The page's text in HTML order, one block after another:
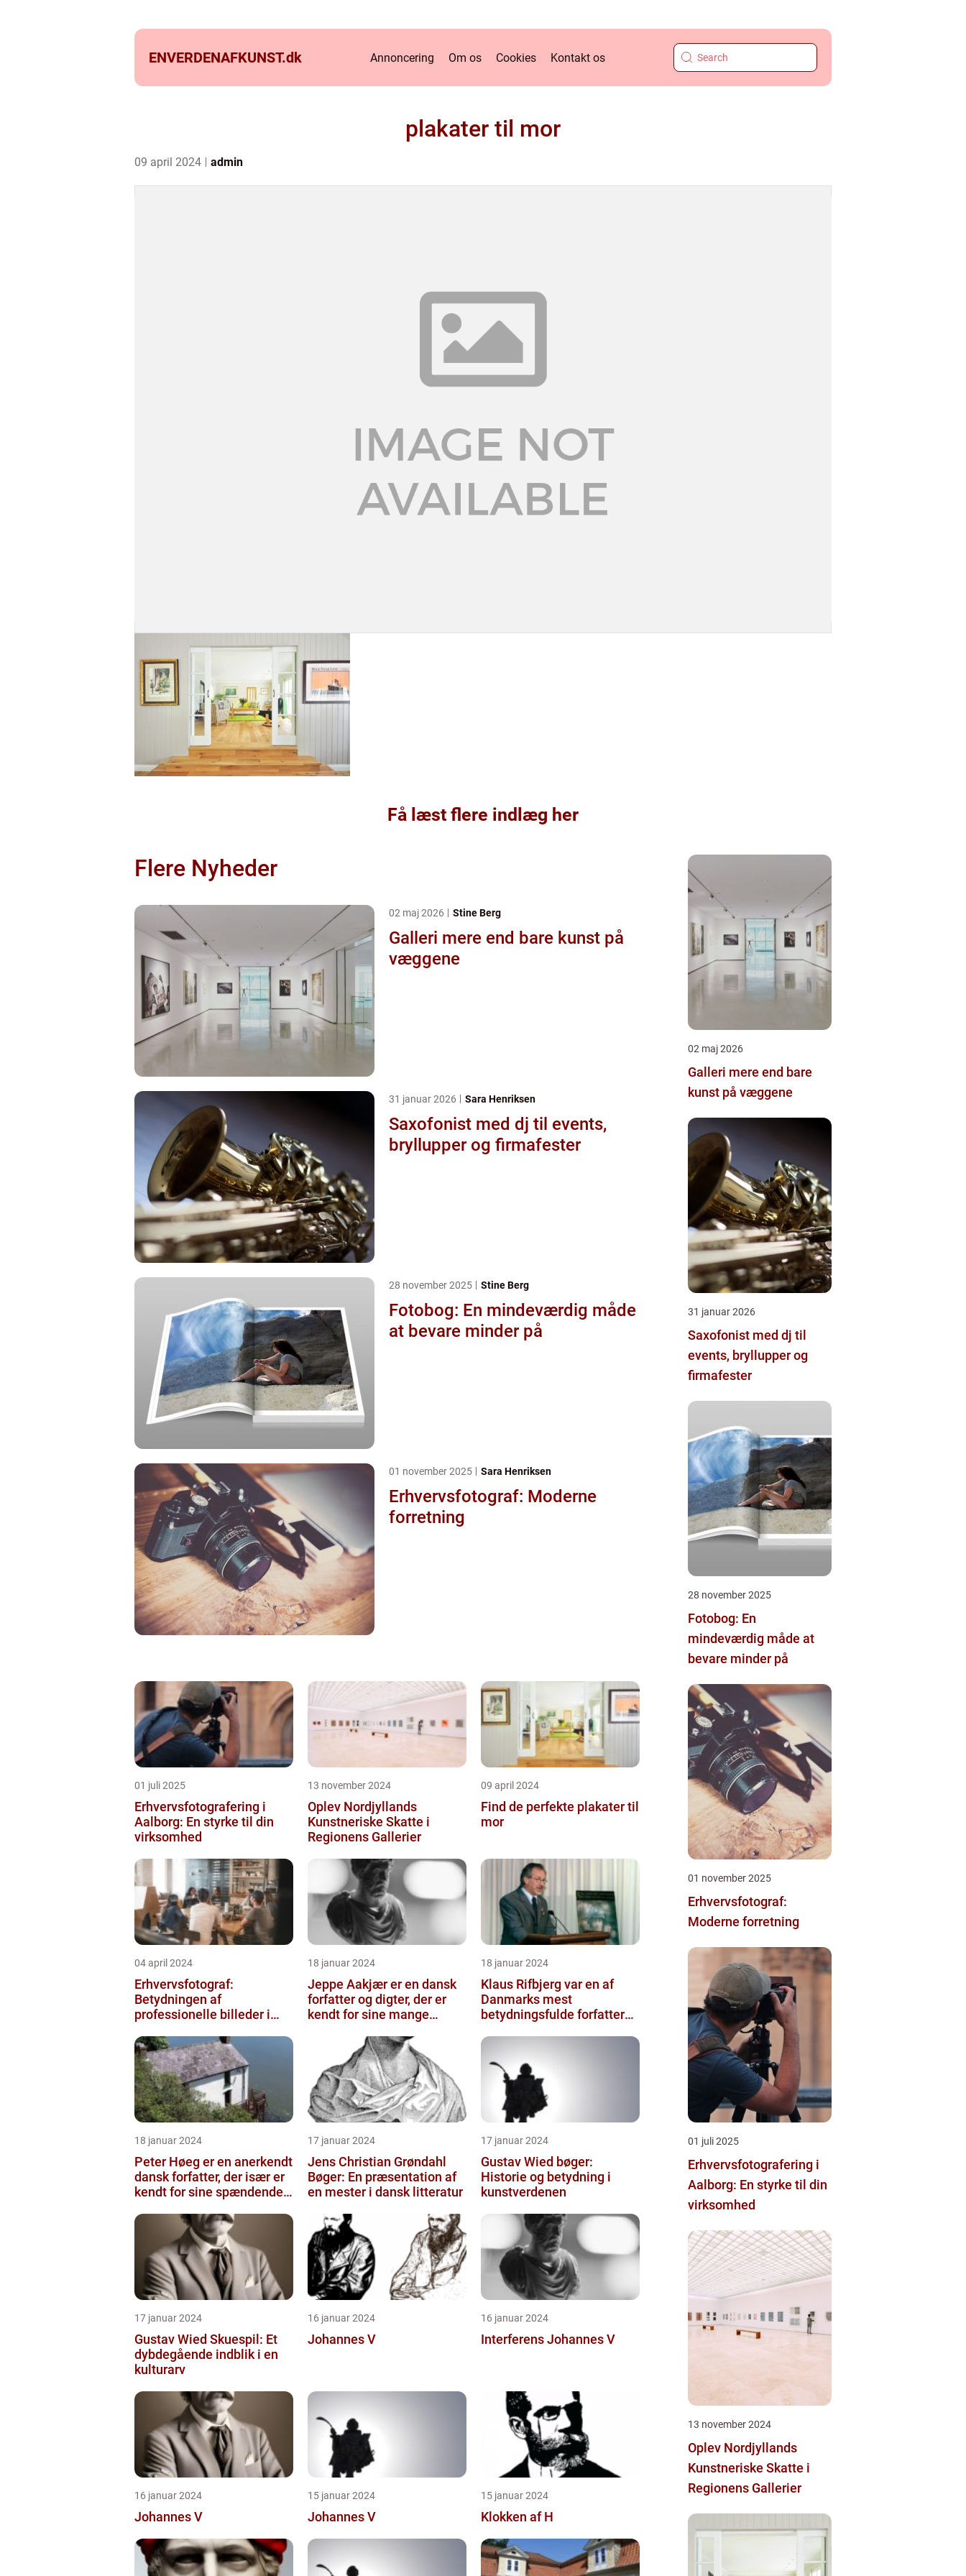
ENVERDENAFKUNST.dk Annoncering Om os Cookies Kontakt os
plakater til mor
09 april 2024 admin
Få læst flere indlæg her
Flere Nyheder
02 maj 2026 Stine Berg
Galleri mere end bare kunst på
væggene
31 januar 2026 Sara Henriksen
Saxofonist med dj til events,
bryllupper og firmafester
28 november 2025 Stine Berg
Fotobog: En mindeværdig måde
at bevare minder på
01 november 2025 Sara Henriksen
Erhvervsfotograf: Moderne
forretning
01 juli 2025
Erhvervsfotografering i
Aalborg: En styrke til din
virksomhed
13 november 2024
Oplev Nordjyllands
Kunstneriske Skatte i
Regionens Gallerier
09 april 2024
Find de perfekte plakater til
mor
04 april 2024
Erhvervsfotograf:
Betydningen af
professionelle billeder i
18 januar 2024
Jeppe Aakjær er en dansk
forfatter og digter, der er
kendt for sine mange
18 januar 2024
Klaus Rifbjerg var en af
Danmarks mest
betydningsfulde forfattere,
bøger i l...
18 januar 2024
Peter Høeg er en anerkendt
dansk forfatter, der især er
kendt for sine spændende
17 januar 2024
Jens Christian Grøndahl
Bøger: En præsentation af
en mester i dansk litteratur
17 januar 2024
Gustav Wied bøger:
Historie og betydning i
kunstverdenen
17 januar 2024
Gustav Wied Skuespil: Et
dybdegående indblik i en
kulturarv
16 januar 2024
Johannes V
16 januar 2024
Interferens Johannes V
16 januar 2024
Johannes V
15 januar 2024
Johannes V
15 januar 2024
Klokken af H
02 maj 2026
Galleri mere end bare
kunst på væggene
31 januar 2026
Saxofonist med dj til
events, bryllupper og
firmafester
28 november 2025
Fotobog: En
mindeværdig måde at
bevare minder på
01 november 2025
Erhvervsfotograf:
Moderne forretning
01 juli 2025
Erhvervsfotografering i
Aalborg: En styrke til din
virksomhed
13 november 2024
Oplev Nordjyllands
Kunstneriske Skatte i
Regionens Gallerier